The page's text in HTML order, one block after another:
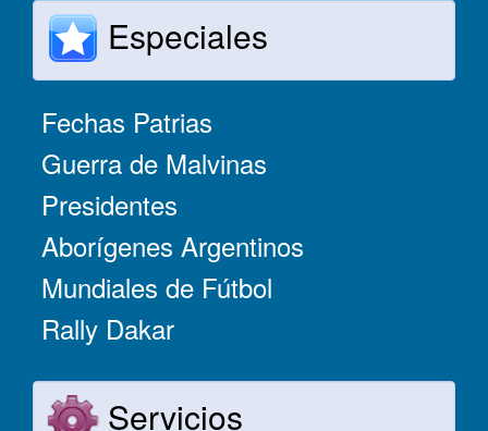
Especiales
Fechas Patrias
Guerra de Malvinas
Presidentes
Aborígenes Argentinos
Mundiales de Fútbol
Rally Dakar
Servicios